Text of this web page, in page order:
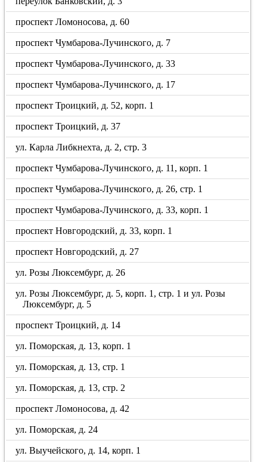
проспект Ломоносова, д. 60
проспект Чумбарова-Лучинского, д. 7
проспект Чумбарова-Лучинского, д. 33
проспект Чумбарова-Лучинского, д. 17
проспект Троицкий, д. 52, корп. 1
проспект Троицкий, д. 37
ул. Карла Либкнехта, д. 2, стр. 3
проспект Чумбарова-Лучинского, д. 11, корп. 1
проспект Чумбарова-Лучинского, д. 26, стр. 1
проспект Чумбарова-Лучинского, д. 33, корп. 1
проспект Новгородский, д. 33, корп. 1
проспект Новгородский, д. 27
ул. Розы Люксембург, д. 26
ул. Розы Люксембург, д. 5, корп. 1, стр. 1 и ул. Розы
Люксембург, д. 5
проспект Троицкий, д. 14
ул. Поморская, д. 13, корп. 1
ул. Поморская, д. 13, стр. 1
ул. Поморская, д. 13, стр. 2
проспект Ломоносова, д. 42
ул. Поморская, д. 24
ул. Выучейского, д. 14, корп. 1